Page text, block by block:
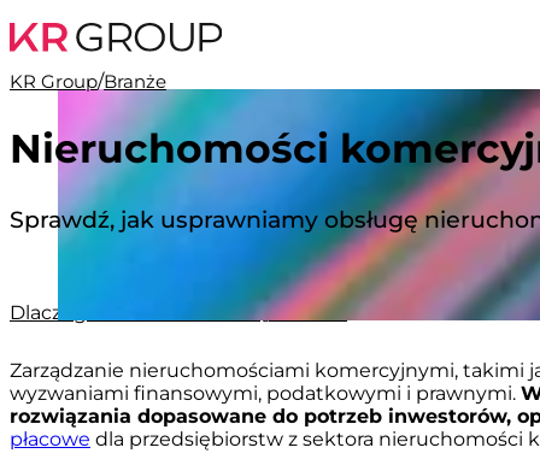
KR Group/Branże
Nieruchomości
Sprawdź, jak usprawniamy obsługę
Dlaczego warto? FAQKontakt
Zarządzanie nieruchomościami komercyjnymi, takimi
wyzwaniami finansowymi, podatkowymi i prawnymi.
rozwiązania dopasowane do potrzeb inwestorów,
płacowe dla przedsiębiorstw z sektora nieruchomości